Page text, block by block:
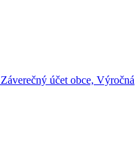
účet obce, Výročná